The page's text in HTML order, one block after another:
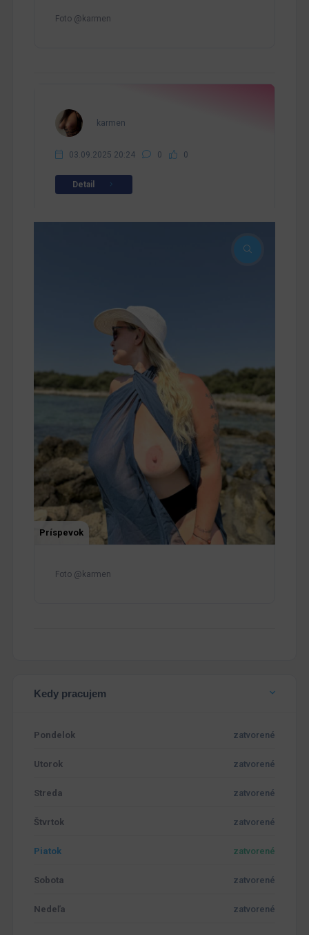
Foto @karmen
karmen
03.09.2025 20:24 0 0
Detail
Príspevok
Foto @karmen
Kedy pracujem
Pondelok zatvorené
Utorok zatvorené
Streda zatvorené
Štvrtok zatvorené
Piatok zatvorené
Sobota zatvorené
Nedeľa zatvorené